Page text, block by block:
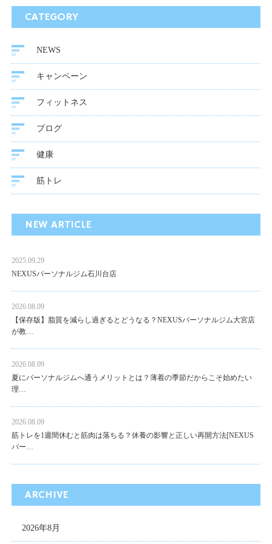
CATEGORY
NEWS
キャンペーン
フィットネス
ブログ
健康
筋トレ
NEW ARTICLE
2025.09.29
NEXUSパーソナルジム石川台店
2026.08.09
【保存版】脂質を減らし過ぎるとどうなる？NEXUSパーソナルジム大宮店
が教…
2026.08.09
夏にパーソナルジムへ通うメリットとは？薄着の季節だからこそ始めたい
理…
2026.08.09
筋トレを1週間休むと筋肉は落ちる？休養の影響と正しい再開方法[NEXUS
パー…
ARCHIVE
2026年8月